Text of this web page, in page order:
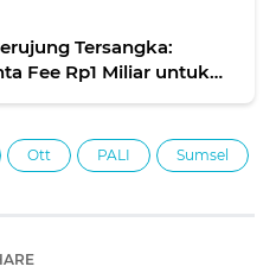
Tersangka:
Fee Rp1 Miliar untuk
Ott PALI Sumsel